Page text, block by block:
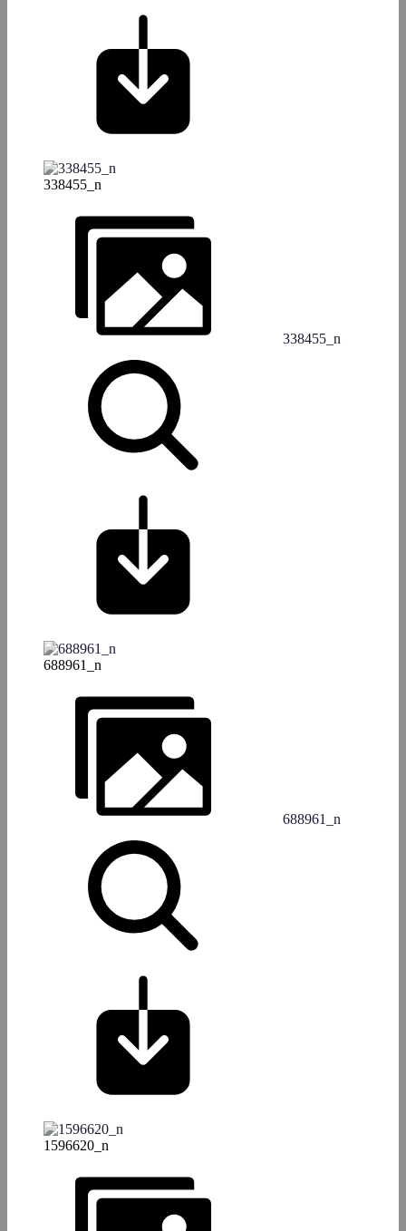
338455_n
338455_n
688961_n
688961_n
1596620_n